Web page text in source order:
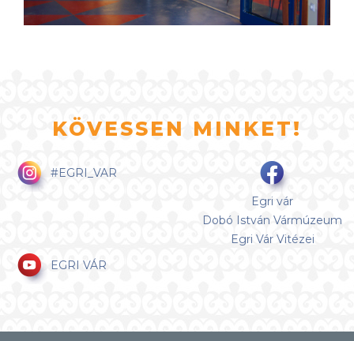
KÖVESSEN MINKET!
#EGRI_VAR
Egri vár
Dobó István Vármúzeum
Egri Vár Vitézei
EGRI VÁR